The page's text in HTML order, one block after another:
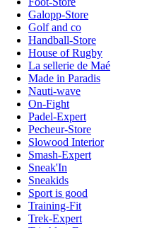
Galopp-Store
Golf and co
Handball-Store
House of Rugby
La sellerie de Maé
Made in Paradis
Nauti-wave
On-Fight
Padel-Expert
Pecheur-Store
Slowood Interior
Smash-Expert
Sneak'In
Sneakids
Sport is good
Training-Fit
Trek-Expert